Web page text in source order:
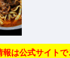
報は公式サイト